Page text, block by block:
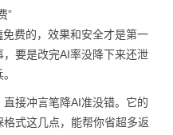
”
费的，效果和安全才是第一
要是改完AI率没降下来还泄
接冲言笔降AI准没错。它的
式这几点，能帮你省超多返